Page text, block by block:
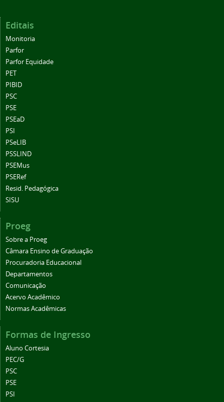
Editais
Monitoria
Parfor
Parfor Equidade
PET
PIBID
PSC
PSE
PSEaD
PSI
PSeLIB
PSSLIND
PSEMus
PSERef
Resid. Pedagógica
SISU
Proeg
Sobre a Proeg
Câmara Ensino de Graduação
Procuradoria Educacional
Departamentos
Comunicação
Acervo Acadêmico
Normas Acadêmicas
Formas de Ingresso
Aluno Cortesia
PEC/G
PSC
PSE
PSI